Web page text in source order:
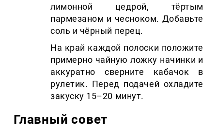
лимонной цедрой, тёртым
пармезаном и чесноком. Добавьте
соль и чёрный перец.
На край каждой полоски положите
примерно чайную ложку начинки и
аккуратно сверните кабачок в
рулетик. Перед подачей охладите
закуску 15–20 минут.
Главный совет